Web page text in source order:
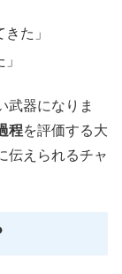
た」
武器になりま
程を評価する大
伝えられるチャ